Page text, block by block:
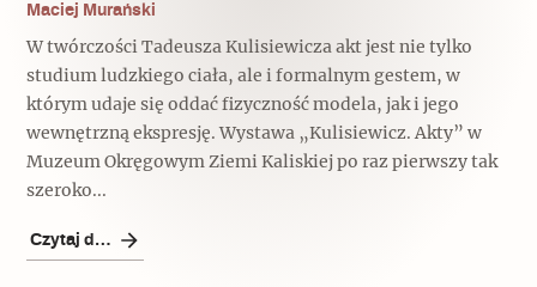
Memento dla modernizmu
Zabytek niejedno ma imię
Popularne
Maciej Murański
W twórczości Tadeusza Kulisiewicza akt jest nie tylko
studium ludzkiego ciała, ale i formalnym gestem, w
którym udaje się oddać fizyczność modela, jak i jego
wewnętrzną ekspresję. Wystawa „Kulisiewicz. Akty” w
Muzeum Okręgowym Ziemi Kaliskiej po raz pierwszy tak
szeroko...
Czytaj dalej